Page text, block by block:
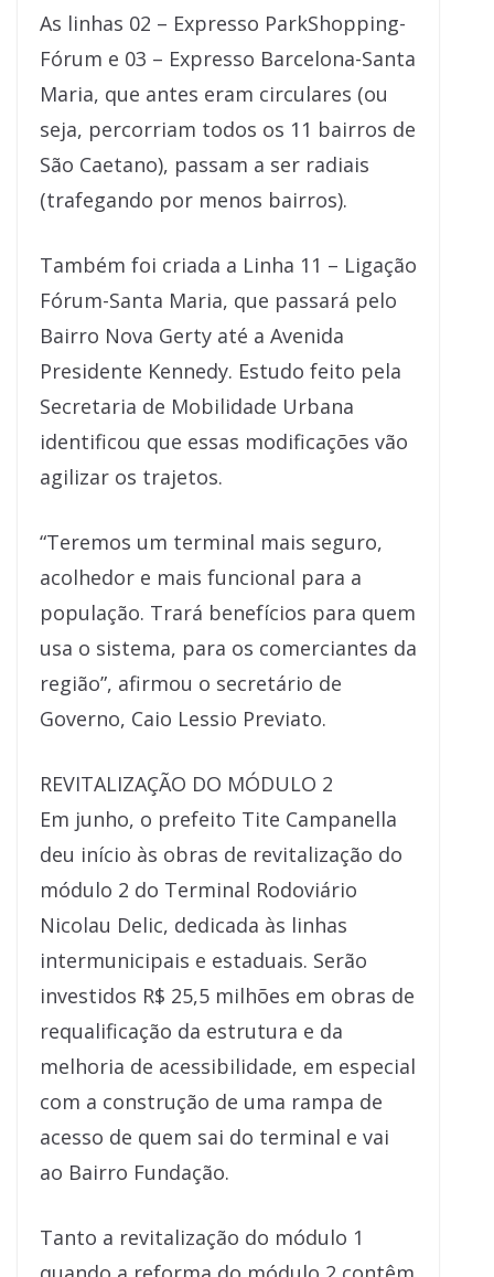
As linhas 02 – Expresso ParkShopping-
Fórum e 03 – Expresso Barcelona-Santa
Maria, que antes eram circulares (ou
seja, percorriam todos os 11 bairros de
São Caetano), passam a ser radiais
(trafegando por menos bairros).
Também foi criada a Linha 11 – Ligação
Fórum-Santa Maria, que passará pelo
Bairro Nova Gerty até a Avenida
Presidente Kennedy. Estudo feito pela
Secretaria de Mobilidade Urbana
identificou que essas modificações vão
agilizar os trajetos.
“Teremos um terminal mais seguro,
acolhedor e mais funcional para a
população. Trará benefícios para quem
usa o sistema, para os comerciantes da
região”, afirmou o secretário de
Governo, Caio Lessio Previato.
REVITALIZAÇÃO DO MÓDULO 2
Em junho, o prefeito Tite Campanella
deu início às obras de revitalização do
módulo 2 do Terminal Rodoviário
Nicolau Delic, dedicada às linhas
intermunicipais e estaduais. Serão
investidos R$ 25,5 milhões em obras de
requalificação da estrutura e da
melhoria de acessibilidade, em especial
com a construção de uma rampa de
acesso de quem sai do terminal e vai
ao Bairro Fundação.
Tanto a revitalização do módulo 1